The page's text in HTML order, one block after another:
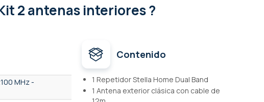
2 antenas interiores ?
MHz -
Contenido
1 Repetidor Stella Home Dual Band
1 Antena exterior clásica con cable de